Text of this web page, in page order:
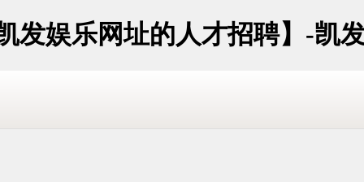
发娱乐网址的人才招聘】-凯